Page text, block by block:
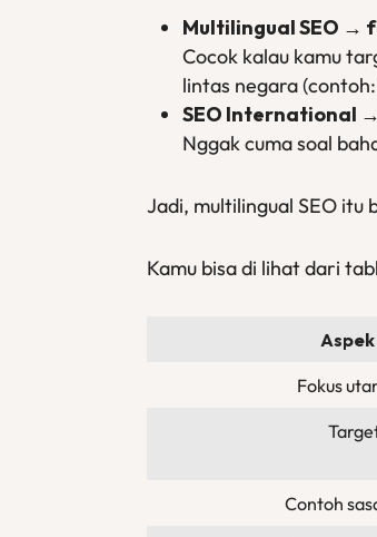
Multilingual SEO →
Cocok kalau kamu
lintas negara
SEO International
Nggak cuma soal
Jadi, multilingual SEO itu
Kamu bisa di lihat dari
Aspek
Fokus
Contoh